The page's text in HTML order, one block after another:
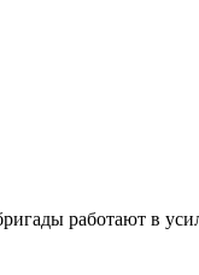
работают в